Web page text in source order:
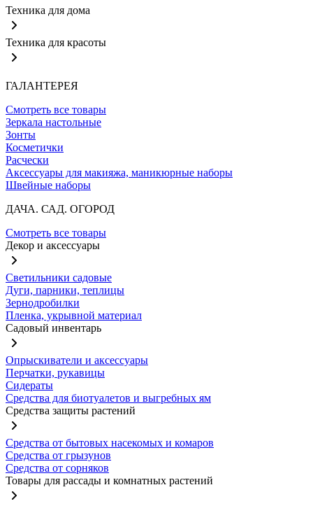
Техника для дома
Техника для красоты
ГАЛАНТЕРЕЯ
Смотреть все товары
Зеркала настольные
Зонты
Косметички
Расчески
Аксессуары для макияжа, маникюрные наборы
Швейные наборы
ДАЧА. САД. ОГОРОД
Смотреть все товары
Декор и аксессуары
Светильники садовые
Дуги, парники, теплицы
Зернодробилки
Пленка, укрывной материал
Садовый инвентарь
Опрыскиватели и аксессуары
Перчатки, рукавицы
Сидераты
Средства для биотуалетов и выгребных ям
Средства защиты растений
Средства от бытовых насекомых и комаров
Средства от грызунов
Средства от сорняков
Товары для рассады и комнатных растений